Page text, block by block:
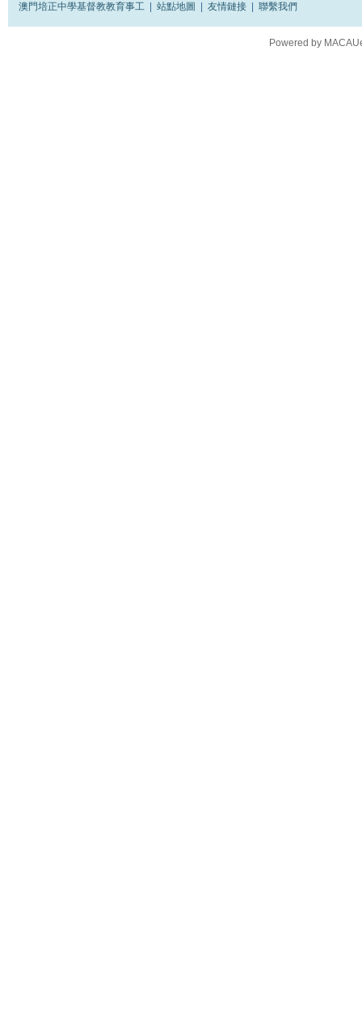
澳門培正中學基督教教育事工 站點地圖 友情鏈接 聯繫我們
Powered by